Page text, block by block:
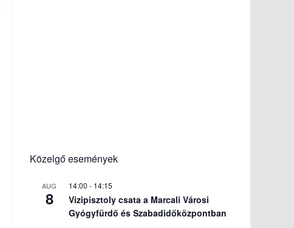
Közelgő események
AUG
8
14:00 - 14:15
Vizipisztoly csata a Marcali Városi
Gyógyfürdő és Szabadidőközpontban